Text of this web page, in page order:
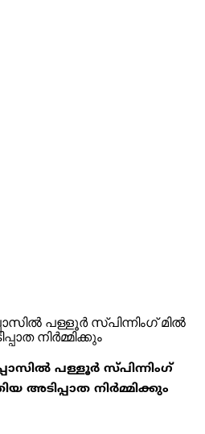
പള്ളൂർ സ്പിന്നിംഗ്
അടിപ്പാത നിർമ്മിക്കും